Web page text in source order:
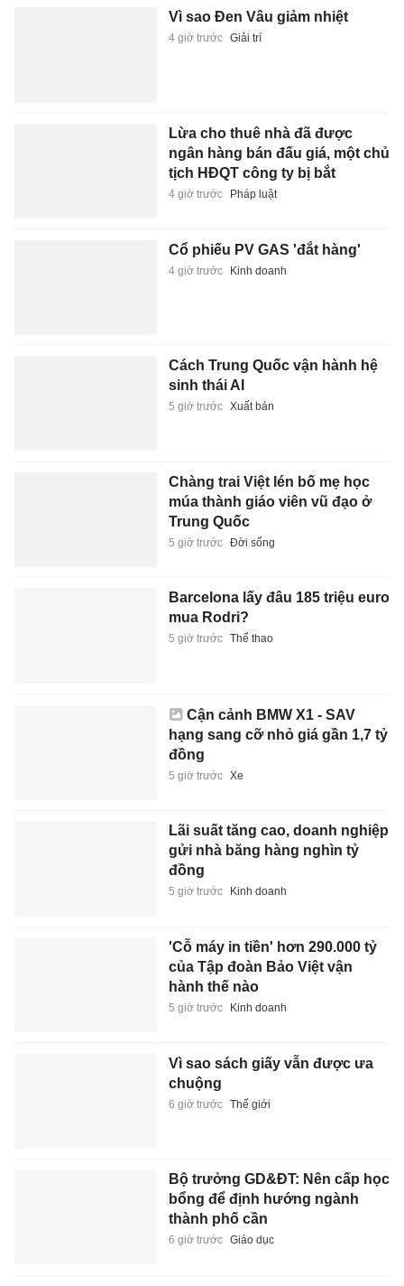
Vì sao Đen Vâu giảm nhiệt
4 giờ trước Giải trí
Lừa cho thuê nhà đã được
ngân hàng bán đấu giá, một chủ
tịch HĐQT công ty bị bắt
4 giờ trước Pháp luật
Cổ phiếu PV GAS 'đắt hàng'
4 giờ trước Kinh doanh
Cách Trung Quốc vận hành hệ
sinh thái AI
5 giờ trước Xuất bản
Chàng trai Việt lén bố mẹ học
múa thành giáo viên vũ đạo ở
Trung Quốc
5 giờ trước Đời sống
Barcelona lấy đâu 185 triệu euro
mua Rodri?
5 giờ trước Thể thao
Cận cảnh BMW X1 - SAV
hạng sang cỡ nhỏ giá gần 1,7 tỷ
đồng
5 giờ trước Xe
Lãi suất tăng cao, doanh nghiệp
gửi nhà băng hàng nghìn tỷ
đồng
5 giờ trước Kinh doanh
'Cỗ máy in tiền' hơn 290.000 tỷ
của Tập đoàn Bảo Việt vận
hành thế nào
5 giờ trước Kinh doanh
Vì sao sách giấy vẫn được ưa
chuộng
6 giờ trước Thế giới
Bộ trưởng GD&ĐT: Nên cấp học
bổng để định hướng ngành
thành phố cần
6 giờ trước Giáo dục